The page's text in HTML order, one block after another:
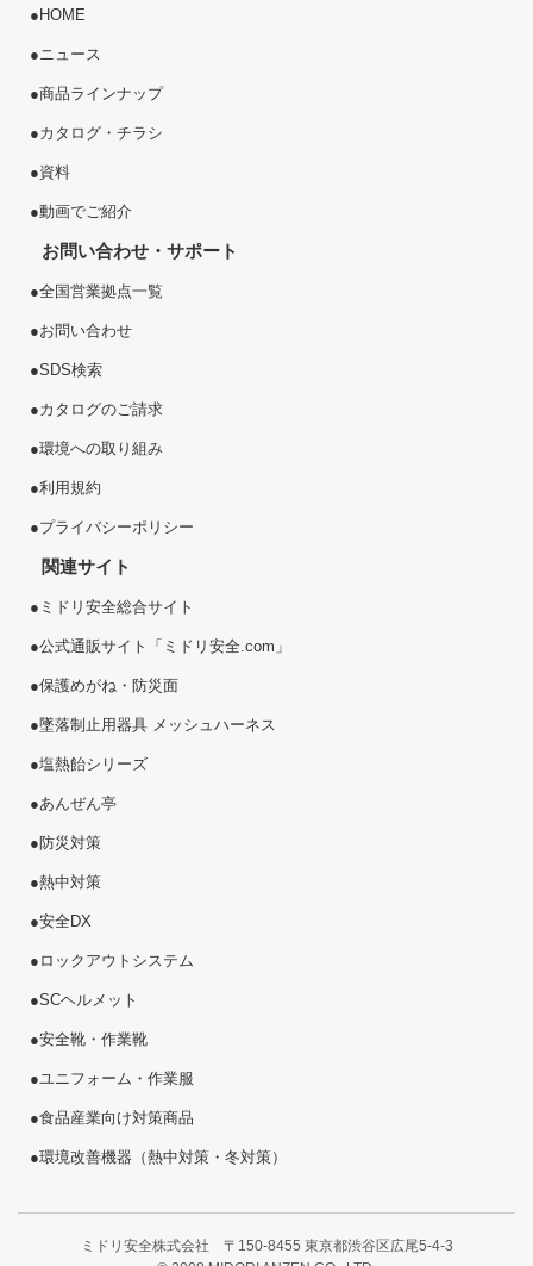
● HOME
●ニュース
●商品ラインナップ
●カタログ・チラシ
●資料
●動画でご紹介
お問い合わせ・サポート
●全国営業拠点一覧
●お問い合わせ
●SDS検索
●カタログのご請求
●環境への取り組み
●利用規約
●プライバシーポリシー
関連サイト
● ミドリ安全総合サイト
●公式通販サイト「ミドリ安全.com」
●保護めがね・防災面
●墜落制止用器具 メッシュハーネス
●塩熱飴シリーズ
●あんぜん亭
●防災対策
●熱中対策
●安全DX
● ロックアウトシステム
●SCヘルメット
●安全靴・作業靴
●ユニフォーム・作業服
●食品産業向け対策商品
●環境改善機器（熱中対策・冬対策）
ミドリ安全株式会社 〒150-8455 東京都渋谷区広尾5-4-3